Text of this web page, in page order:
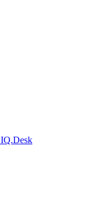
IQ.Desk